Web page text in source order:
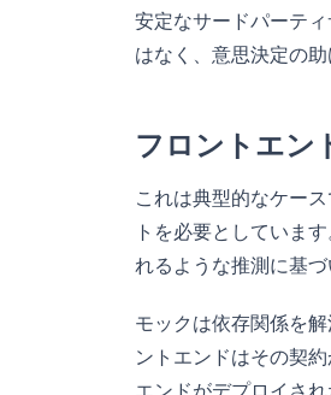
安定なサードパーテ
はなく、意思決定の助
フロントエン
これは典型的なケー
トを必要としていま
れるような推測に基
モックは依存関係を
ントエンドはその契
エンドがデプロイさ